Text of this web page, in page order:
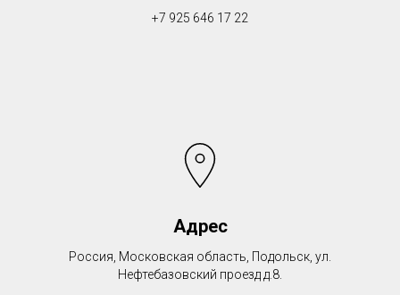
+7 925 646 17 22
Адрес
Россия, Московская область, Подольск, ул.
Нефтебазовский проезд д.8.